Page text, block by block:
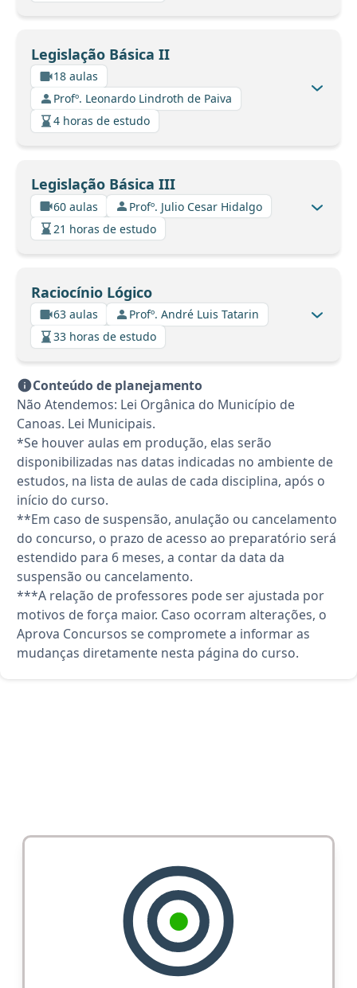
Legislação Básica II
18 aulas
Profº. Leonardo Lindroth de Paiva
4 horas de estudo
Legislação Básica III
60 aulas
Profº. Julio Cesar Hidalgo
21 horas de estudo
Raciocínio Lógico
63 aulas
Profº. André Luis Tatarin
33 horas de estudo
Conteúdo de planejamento
Não Atendemos: Lei Orgânica do Município de
Canoas. Lei Municipais.
*Se houver aulas em produção, elas serão
disponibilizadas nas datas indicadas no ambiente de
estudos, na lista de aulas de cada disciplina, após o
início do curso.
**Em caso de suspensão, anulação ou cancelamento
do concurso, o prazo de acesso ao preparatório será
estendido para 6 meses, a contar da data da
suspensão ou cancelamento.
***A relação de professores pode ser ajustada por
motivos de força maior. Caso ocorram alterações, o
Aprova Concursos se compromete a informar as
mudanças diretamente nesta página do curso.